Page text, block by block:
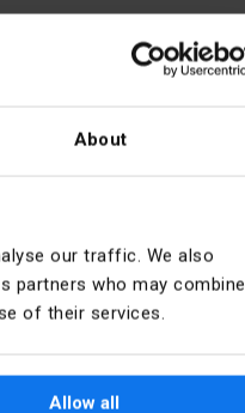
About
our traffic. We also
partners who may combine
of their services.
Allow all
57
27.33.13.0
Ex-e -
No